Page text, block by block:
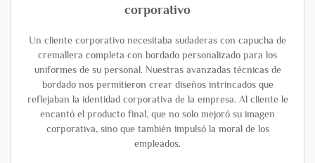
corporativo
Un cliente corporativo necesitaba sudaderas con capucha de
cremallera completa con bordado personalizado para los
uniformes de su personal. Nuestras avanzadas técnicas de
bordado nos permitieron crear diseños intrincados que
reflejaban la identidad corporativa de la empresa. Al cliente le
encantó el producto final, que no solo mejoró su imagen
corporativa, sino que también impulsó la moral de los
empleados.